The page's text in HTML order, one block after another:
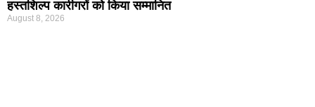
हस्तशिल्प कारीगरों को किया सम्मानित
August 8, 2026